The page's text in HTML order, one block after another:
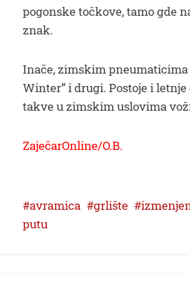
pogonske točkove, tamo gde
znak.
Inače, zimskim pneumaticima
Winter” i drugi. Postoje i
takve u zimskim uslovima
ZaječarOnline/O.B.
avramica grlište
putu